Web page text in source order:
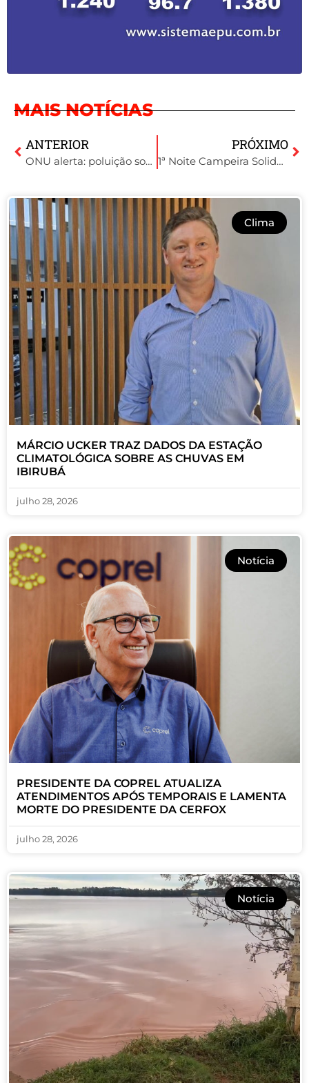
MAIS NOTÍCIAS
ANTERIOR
ONU alerta: poluição sonora urbana é uma “ameaça global à saúde pública”
PRÓXIMO
1ª Noite Campeira Solidária: Tapera se Une para Ajudar Vítimas das Enchentes
Clima
MÁRCIO UCKER TRAZ DADOS DA ESTAÇÃO
CLIMATOLÓGICA SOBRE AS CHUVAS EM
IBIRUBÁ
julho 28, 2026
Notícia
PRESIDENTE DA COPREL ATUALIZA
ATENDIMENTOS APÓS TEMPORAIS E LAMENTA
MORTE DO PRESIDENTE DA CERFOX
julho 28, 2026
Notícia